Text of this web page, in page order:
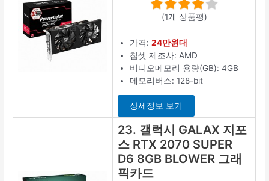
(1개 상품평)
가격:24만원대
칩셋 제조사: AMD
비디오메모리 용량(GB): 4GB
메모리버스: 128-bit
상세정보 보기
23. 갤럭시 GALAX 지포
스 RTX 2070 SUPER
D6 8GB BLOWER 그래
픽카드